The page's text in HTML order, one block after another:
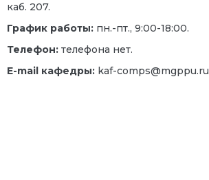
каб. 207.
График работы: пн.-пт., 9:00-18:00.
Телефон: телефона нет.
E-mail кафедры: kaf-comps@mgppu.ru